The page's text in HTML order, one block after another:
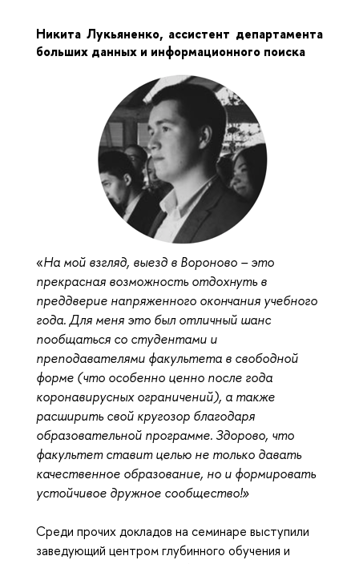
Никита Лукьяненко, ассистент департамента
больших данных и информационного поиска
«На мой взгляд, выезд в Вороново – это
прекрасная возможность отдохнуть в
преддверие напряженного окончания учебного
года. Для меня это был отличный шанс
пообщаться со студентами и
преподавателями факультета в свободной
форме (что особенно ценно после года
коронавирусных ограничений), а также
расширить свой кругозор благодаря
образовательной программе. Здорово, что
факультет ставит целью не только давать
качественное образование, но и формировать
устойчивое дружное сообщество!»
Среди прочих докладов на семинаре выступили
заведующий центром глубинного обучения и